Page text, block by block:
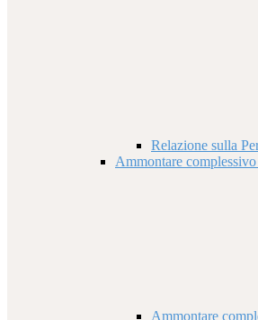
Relazione sulla
Ammontare
Ammontare